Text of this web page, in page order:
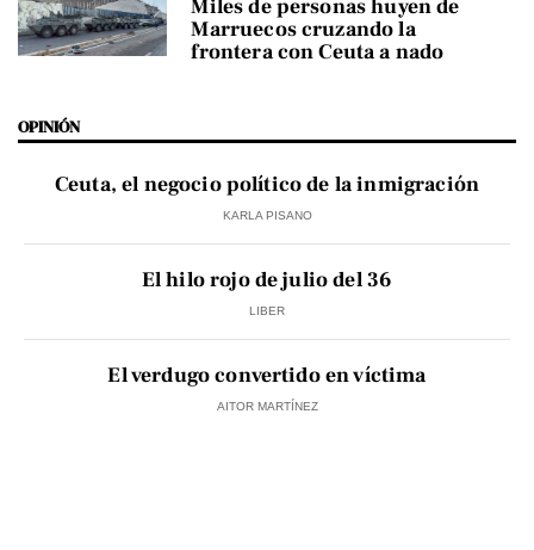
Miles de personas huyen de
Marruecos cruzando la
frontera con Ceuta a nado
OPINIÓN
Ceuta, el negocio político de la inmigración
KARLA PISANO
El hilo rojo de julio del 36
LIBER
El verdugo convertido en víctima
AITOR MARTÍNEZ